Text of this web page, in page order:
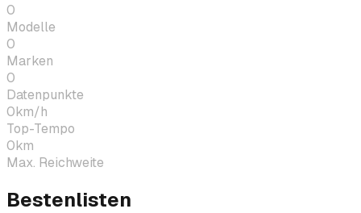
0
Modelle
0
Marken
0
Datenpunkte
0km/h
Top-Tempo
0km
Max. Reichweite
Bestenlisten